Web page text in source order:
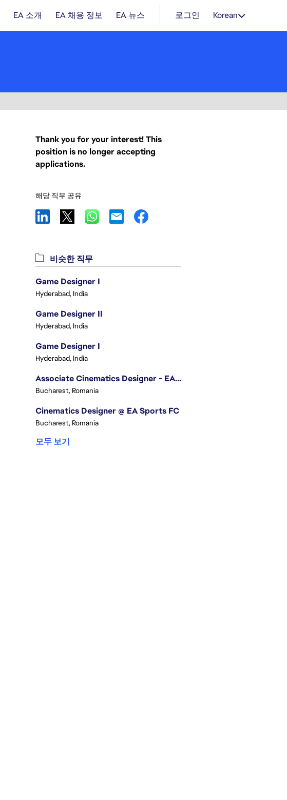
EA 소개 EA 채용 정보 EA 뉴스 로그인 Korean
Thank you for your interest! This
position is no longer accepting
applications.
해당 직무 공유
비슷한 직무
Game Designer I
Hyderabad, India
Game Designer II
Hyderabad, India
Game Designer I
Hyderabad, India
Associate Cinematics Designer - EA Sports FC
Bucharest, Romania
Cinematics Designer @ EA Sports FC
Bucharest, Romania
모두 보기